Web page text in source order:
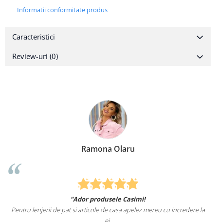
Informatii conformitate produs
Caracteristici
Review-uri (0)
Ramona Olaru
"Ador produsele Casimi!
Pentru lenjerii de pat si articole de casa apelez mereu cu incredere la